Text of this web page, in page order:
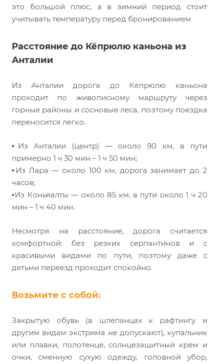
это большой плюс, а в зимний период стоит
учитывать температуру перед бронированием.
Расстояние до Кёпрюлю каньона из
Анталии
Из Анталии дорога до Кёпрюлю каньона
проходит по живописному маршруту через
горные районы и сосновые леса, поэтому поездка
переносится легко.
▪️Из Анталии (центр) — около 90 км, в пути
примерно 1 ч 30 мин – 1 ч 50 мин;
▪️Из Лара — около 100 км, дорога занимает до 2
часов;
▪️Из Коньяалты — около 85 км, в пути около 1 ч 20
мин – 1 ч 40 мин.
Несмотря на расстояние, дорога считается
комфортной: без резких серпантинов и с
красивыми видами по пути, поэтому даже с
детьми переезд проходит спокойно.
Возьмите с собой:
Закрытую обувь (в шлёпанцах к рафтингу и
другим видам экстрима не допускают), купальник
или плавки, полотенце, солнцезащитный крем и
очки, сменную сухую одежду, головной убор,